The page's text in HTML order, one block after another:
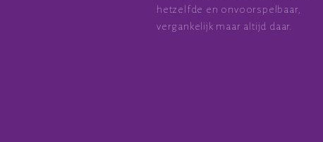
hetzelfde en onvoorspelbaar,
vergankelijk maar altijd daar.